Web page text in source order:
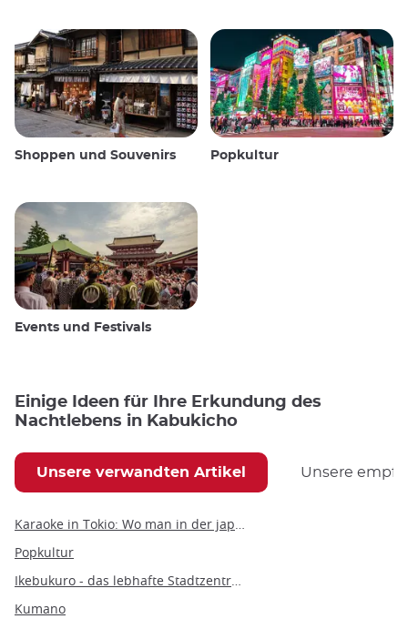
Shoppen und Souvenirs Popkultur
Events und Festivals
Einige Ideen für Ihre Erkundung des
Nachtlebens in Kabukicho
Unsere verwandten Artikel Unsere
Karaoke in Tokio: Wo man in der japanischen Hauptstadt singen und feiern kann
Popkultur
Ikebukuro - das lebhafte Stadtzentrum, das alles zu bieten hat
Kumano